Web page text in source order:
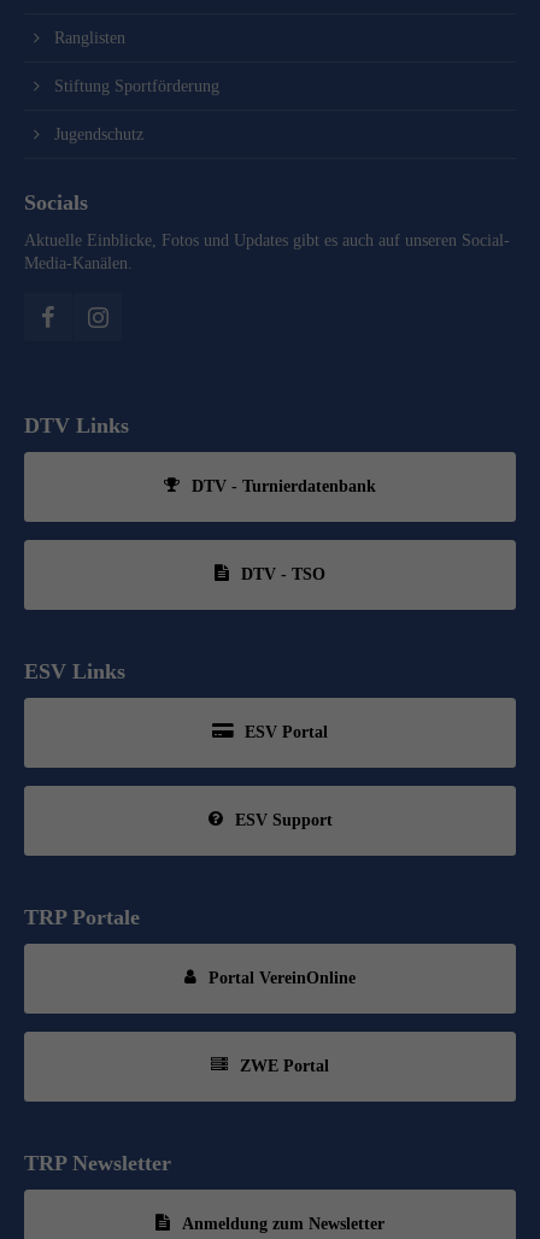
Ranglisten
Stiftung Sportförderung
Jugendschutz
Socials
Aktuelle Einblicke, Fotos und Updates gibt es auch auf unseren Social-
Media-Kanälen.
DTV Links
DTV - Turnierdatenbank
DTV - TSO
ESV Links
ESV Portal
ESV Support
TRP Portale
Portal VereinOnline
ZWE Portal
TRP Newsletter
Anmeldung zum Newsletter